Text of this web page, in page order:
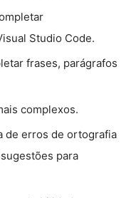
Studio Code.
frases, parágrafos
complexos.
de erros de ortografia
para